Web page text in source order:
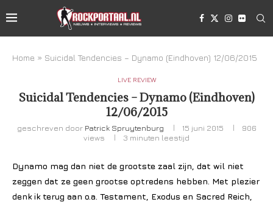
Home » Suicidal Tendencies – Dynamo (Eindhoven) 12/06/2015
LIVE REVIEW
Suicidal Tendencies – Dynamo (Eindhoven)
12/06/2015
geschreven door Patrick Spruytenburg 15 juni 2015
906
views
3 minuten leestijd
Dynamo mag dan niet de grootste zaal zijn, dat wil niet
zeggen dat ze geen grootse optredens hebben. Met plezier
denk ik terug aan o.a. Testament, Exodus en Sacred Reich,